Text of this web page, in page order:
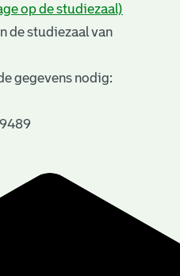
op de studiezaal)
de studiezaal van
gegevens nodig: